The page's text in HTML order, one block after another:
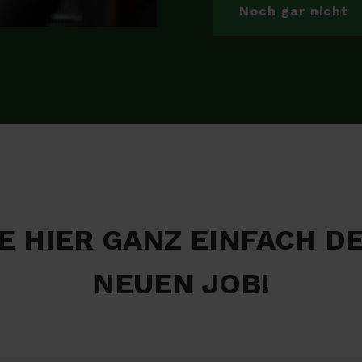
Noch gar nicht
HIER GANZ EINFACH
NEUEN JOB!